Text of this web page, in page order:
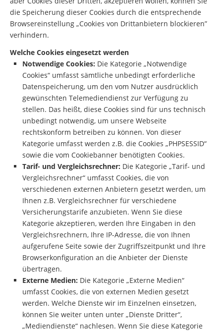
die Speicherung dieser Cookies durch die entsprechende
Browsereinstellung „Cookies von Drittanbietern blockieren”
verhindern.
Welche Cookies eingesetzt werden
Notwendige Cookies: Die Kategorie „Notwendige
Cookies“ umfasst sämtliche unbedingt erforderliche
Datenspeicherung, um den vom Nutzer ausdrücklich
gewünschten Telemediendienst zur Verfügung zu
stellen. Das heißt, diese Cookies sind für uns technisch
unbedingt notwendig, um unsere Webseite
rechtskonform betreiben zu können. Von dieser
Kategorie umfasst werden z.B. die Cookies „PHPSESSID“
sowie die vom Cookiebanner benötigten Cookies.
Tarif- und Vergleichsrechner: Die Kategorie „Tarif- und
Vergleichsrechner“ umfasst Cookies, die von
verschiedenen externen Anbietern gesetzt werden, um
Ihnen z.B. Vergleichsrechner für verschiedene
Versicherungstarife anzubieten. Wenn Sie diese
Kategorie akzeptieren, werden Ihre Eingaben in den
Vergleichsrechnern, Ihre IP-Adresse, die von Ihnen
aufgerufene Seite sowie der Zugriffszeitpunkt und Ihre
Browserkonfiguration an die Anbieter der Dienste
übertragen.
Externe Medien: Die Kategorie „Externe Medien“
umfasst Cookies, die von externen Medien gesetzt
werden. Welche Dienste wir im Einzelnen einsetzen,
können Sie weiter unten unter „Dienste Dritter“,
„Mediendienste“ nachlesen. Wenn Sie diese Kategorie